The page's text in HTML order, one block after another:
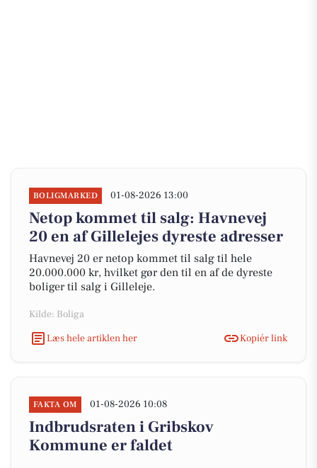
BOLIGMARKED 01-08-2026 13:00
Netop kommet til salg: Havnevej
20 en af Gillelejes dyreste adresser
Havnevej 20 er netop kommet til salg til hele
20.000.000 kr, hvilket gør den til en af de dyreste
boliger til salg i Gilleleje.
Kilde: Boliga
Læs hele artiklen her
Kopiér link
FAKTA OM 01-08-2026 10:08
Indbrudsraten i Gribskov
Kommune er faldet